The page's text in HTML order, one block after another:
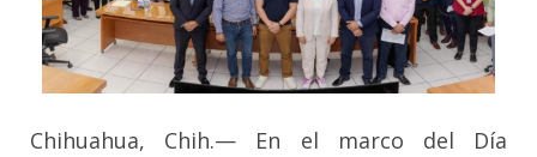
Chihuahua, Chih.— En el marco del Día